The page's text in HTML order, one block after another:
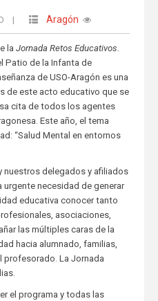
| Aragón
la Jornada Retos Educativos.
Patio de la Infanta de
de USO-Aragón es una
de este acto educativo que se
cita de todos los agentes
Este año, el tema
“Salud Mental en entornos
nuestros delegados y afiliados
necesidad de generar
educativa conocer tanto
asociaciones,
las múltiples caras de la
hacia alumnado, familias,
profesorado. La Jornada
el programa y todas las